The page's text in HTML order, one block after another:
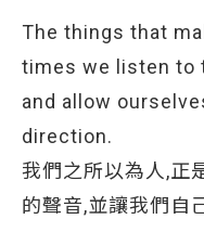
The things that
times we listen to
and allow
direction.
我們之所以為人,正
的聲音,並讓我們自